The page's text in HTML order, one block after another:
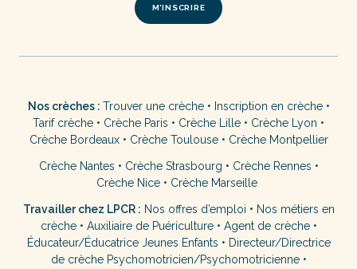
M’INSCRIRE
Nos crèches : Trouver une crèche• Inscription en crèche•
Tarif crèche • Crèche Paris • Crèche Lille • Crèche Lyon •
Crèche Bordeaux• Crèche Toulouse• Crèche Montpellier
Crèche Nantes • Crèche Strasbourg • Crèche Rennes •
Crèche Nice • Crèche Marseille
Travailler chez LPCR : Nos offres d’emploi • Nos métiers en
crèche• Auxiliaire de Puériculture• Agent de crèche•
Éducateur/Éducatrice Jeunes Enfants • Directeur/Directrice
de crèche Psychomotricien/Psychomotricienne•